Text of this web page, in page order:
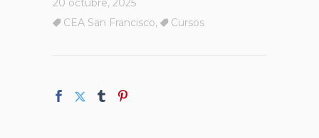
20 octubre, 2025
CEA San Francisco, Cursos